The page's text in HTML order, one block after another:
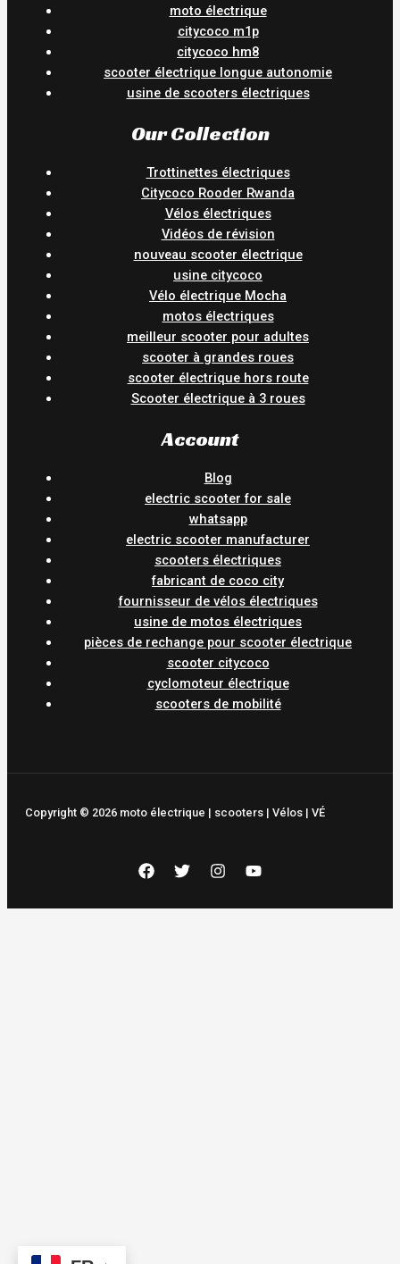
moto électrique
citycoco m1p
citycoco hm8
scooter électrique longue autonomie
usine de scooters électriques
Our Collection
Trottinettes électriques
Citycoco Rooder Rwanda
Vélos électriques
Vidéos de révision
nouveau scooter électrique
usine citycoco
Vélo électrique Mocha
motos électriques
meilleur scooter pour adultes
scooter à grandes roues
scooter électrique hors route
Scooter électrique à 3 roues
Account
Blog
electric scooter for sale
whatsapp
electric scooter manufacturer
scooters électriques
fabricant de coco city
fournisseur de vélos électriques
usine de motos électriques
pièces de rechange pour scooter électrique
scooter citycoco
cyclomoteur électrique
scooters de mobilité
Copyright © 2026 moto électrique | scooters | Vélos | VÉ